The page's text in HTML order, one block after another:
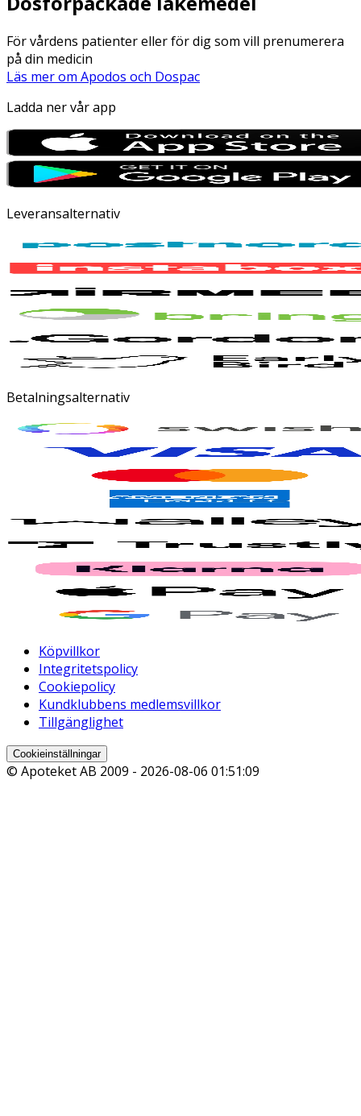
För vårdens patienter eller för dig som vill prenumerera
på din medicin
Läs mer om Apodos och Dospac
Ladda ner vår app
Leveransalternativ
Betalningsalternativ
Köpvillkor
Integritetspolicy
Cookiepolicy
Kundklubbens medlemsvillkor
Tillgänglighet
Cookieinställningar
© Apoteket AB 2009 - 2026-08-06 01:51:09